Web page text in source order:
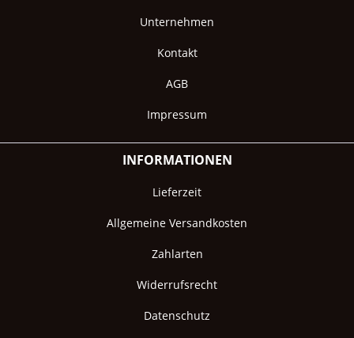
Unternehmen
Kontakt
AGB
Impressum
INFORMATIONEN
Lieferzeit
Allgemeine Versandkosten
Zahlarten
Widerrufsrecht
Datenschutz